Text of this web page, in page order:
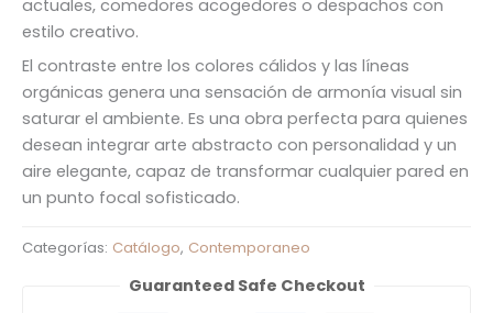
actuales, comedores acogedores o despachos con
estilo creativo.
El contraste entre los colores cálidos y las líneas
orgánicas genera una sensación de armonía visual sin
saturar el ambiente. Es una obra perfecta para quienes
desean integrar arte abstracto con personalidad y un
aire elegante, capaz de transformar cualquier pared en
un punto focal sofisticado.
Categorías: Catálogo, Contemporaneo
Guaranteed Safe Checkout